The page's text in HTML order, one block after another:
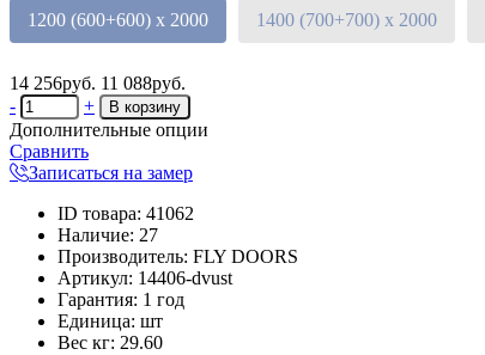
1200 (600+600) х 2000
1400 (700+700) х 2000
14 256руб. 11 088руб.
-
+
Дополнительные опции
Сравнить
Записаться на замер
ID товара: 41062
Наличие: 27
Производитель: FLY DOORS
Артикул: 14406-dvust
Гарантия: 1 год
Единица: шт
Вес кг: 29.60